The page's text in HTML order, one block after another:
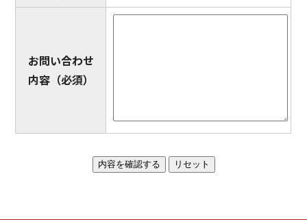
お問い合わせ
内容（必須）